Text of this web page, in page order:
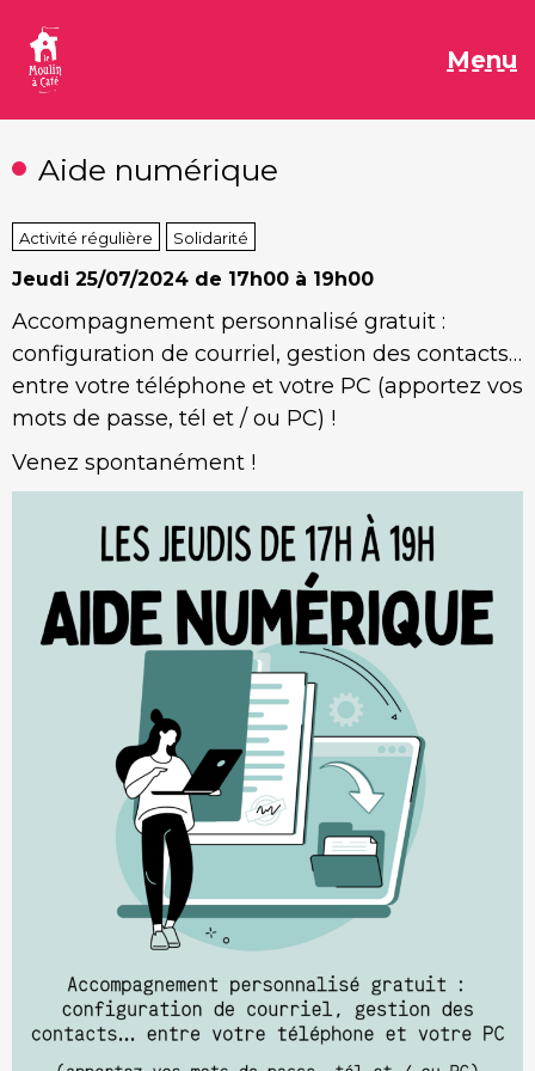
contenu
Menu
Aide numérique
Activité régulière Solidarité
Jeudi 25/07/2024 de 17h00 à 19h00
Accompagnement personnalisé gratuit :
configuration de courriel, gestion des contacts…
entre votre téléphone et votre PC (apportez vos
mots de passe, tél et / ou PC) !
Venez spontanément !